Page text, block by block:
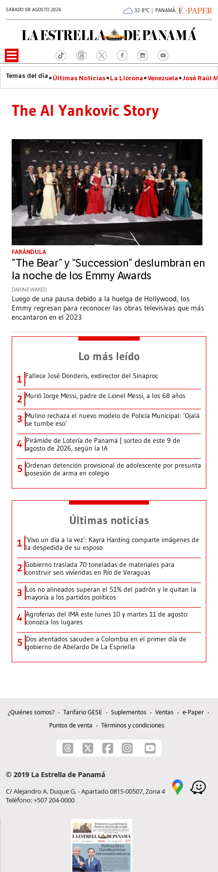
SÁBADO 08 AGOSTO 2026 32.8°C | PANAMÁ
Últimas Noticias La Llorona Venezuela José Raúl
The Al Yankovic Story
FARÁNDULA
”The Bear” y “Succession” deslumbran en
la noche de los Emmy Awards
DARINE WAKED
Luego de una pausa debido a la huelga de Hollywood, los
Emmy regresan para reconocer las obras televisivas que más
encantaron en el 2023
Lo más leído
1 Fallece José Donderis, exdirector del Sinaproc
2 Murió Jorge Messi, padre de Lionel Messi, a los 68 años
3 Mulino rechaza el nuevo modelo de Policía Municipal: ‘Ojalá
se tumbe eso’
4 Pirámide de Lotería de Panamá | sorteo de este 9 de
agosto de 2026, según la IA
5 Ordenan detención provisional de adolescente por presunta
posesión de arma en colegio
Últimas noticias
1 ‘Vivo un día a la vez’: Kayra Harding comparte imágenes de
la despedida de su esposo
2 Gobierno traslada 70 toneladas de materiales para
construir seis viviendas en Río de Veraguas
3 Los no alineados superan el 51% del padrón y le quitan la
mayoría a los partidos políticos
4 Agroferias del IMA este lunes 10 y martes 11 de agosto:
conozca los lugares
5 Dos atentados sacuden a Colombia en el primer día de
gobierno de Abelardo De La Espriella
¿Quiénes somos? Tarifario GESE Suplementos Ventas
e-Paper
Puntos de venta
Términos y condiciones
© 2019 La Estrella de Panamá
C/ Alejandro A. Duque G. - Apartado 0815-00507, Zona 4
Teléfono: +507 204-0000